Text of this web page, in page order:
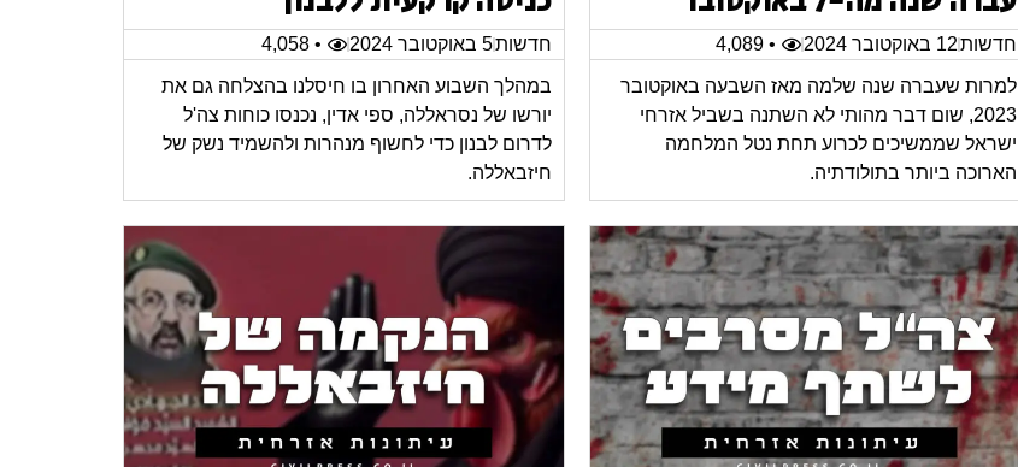
חדשות12 באוקטובר 2024 • 4,089
למרות שעברה שנה שלמה מאז השבעה באוקטובר
2023, שום דבר מהותי לא השתנה בשביל אזרחי
ישראל שממשיכים לכרוע תחת נטל המלחמה
הארוכה ביותר בתולודתיה.
חדשות5 באוקטובר 2024 • 4,058
במהלך השבוע האחרון בו חיסלנו בהצלחה גם את
יורשו של נסראללה, ספי אדין, נכנסו כוחות צה'ל
לדרום לבנון כדי לחשוף מנהרות ולהשמיד נשק של
חיזבאללה.